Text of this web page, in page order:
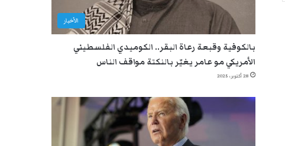
الأخبار
بالكوفية وقبعة رعاة البقر.. الكوميدي الفلسطيني
الأمريكي مو عامر يغيّر بالنكتة مواقف الناس
28 أكتوبر، 2025